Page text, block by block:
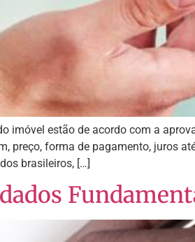
imóvel estão de acordo com a
forma de pagamento, juros
brasileiros, […]